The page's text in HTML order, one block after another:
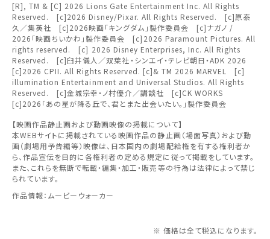
その他の劇場を選ぶ
無料のワタシアターライト会員もあります。
予約を確認・変更する
チケットの予約状況の確認及び予約を変更したい場合は、
下記リンクよりご確認ください。
予約を確認する
東北
関東
北越
中部
近畿
中国・四国
[R], TM & [C] 2026 Lions Gate Entertainment Inc. All Rights
Reserved. [c]2026 Disney/Pixar. All Rights Reserved. [c]原泰
久／集英社 [c]2026映画「キングダム」製作委員会 [c]ナガノ /
2026「映画ちいかわ」製作委員会 [c]2026 Paramount Pictures. All
rights reserved. [c] 2026 Disney Enterprises, Inc. All Rights
Reserved. [c]臼井儀人／双葉社・シンエイ・テレビ朝日・ADK 2026
[c]2026 CPII. All Rights Reserved. [c]& TM 2026 MARVEL [c]
illumination Entertainment and Universal Studios. All Rights
Reserved. [c]金城宗幸・ノ村優介／講談社 [c]CK WORKS
[c]2026「あの星が降る丘で、君とまた出会いたい。」製作委員会
【映画作品静止画および動画映像の掲載について】
本WEBサイトに掲載されている映画作品の静止画（場面写真）および動
画（劇場用予告編等）映像は、日本国内の劇場配給権を有する権利者か
ら、作品宣伝を目的に各権利者の定める規定に従って掲載をしています。
また、これらを無断で転載・編集・加工・販売等の行為は法律によって禁じ
られています。
作品情報：ムービーウォーカー
※ 価格は全て税込になります。
劇場を変更しますか？
劇場を変更すると、STEP2以降で選択いただいた情報は解除
されます。
変更しないで続ける 変更する
閉じる
上映日を変更しますか？
上映日を変更すると、STEP3以降で選択いただいた情報は解
除されます。
変更しないで続ける 変更する
閉じる
みたい機能のご利用には
ワタシアター会員へのご登録が必要です。
ワタシアター会員へのログイン・ご登録はこちら
閉じる